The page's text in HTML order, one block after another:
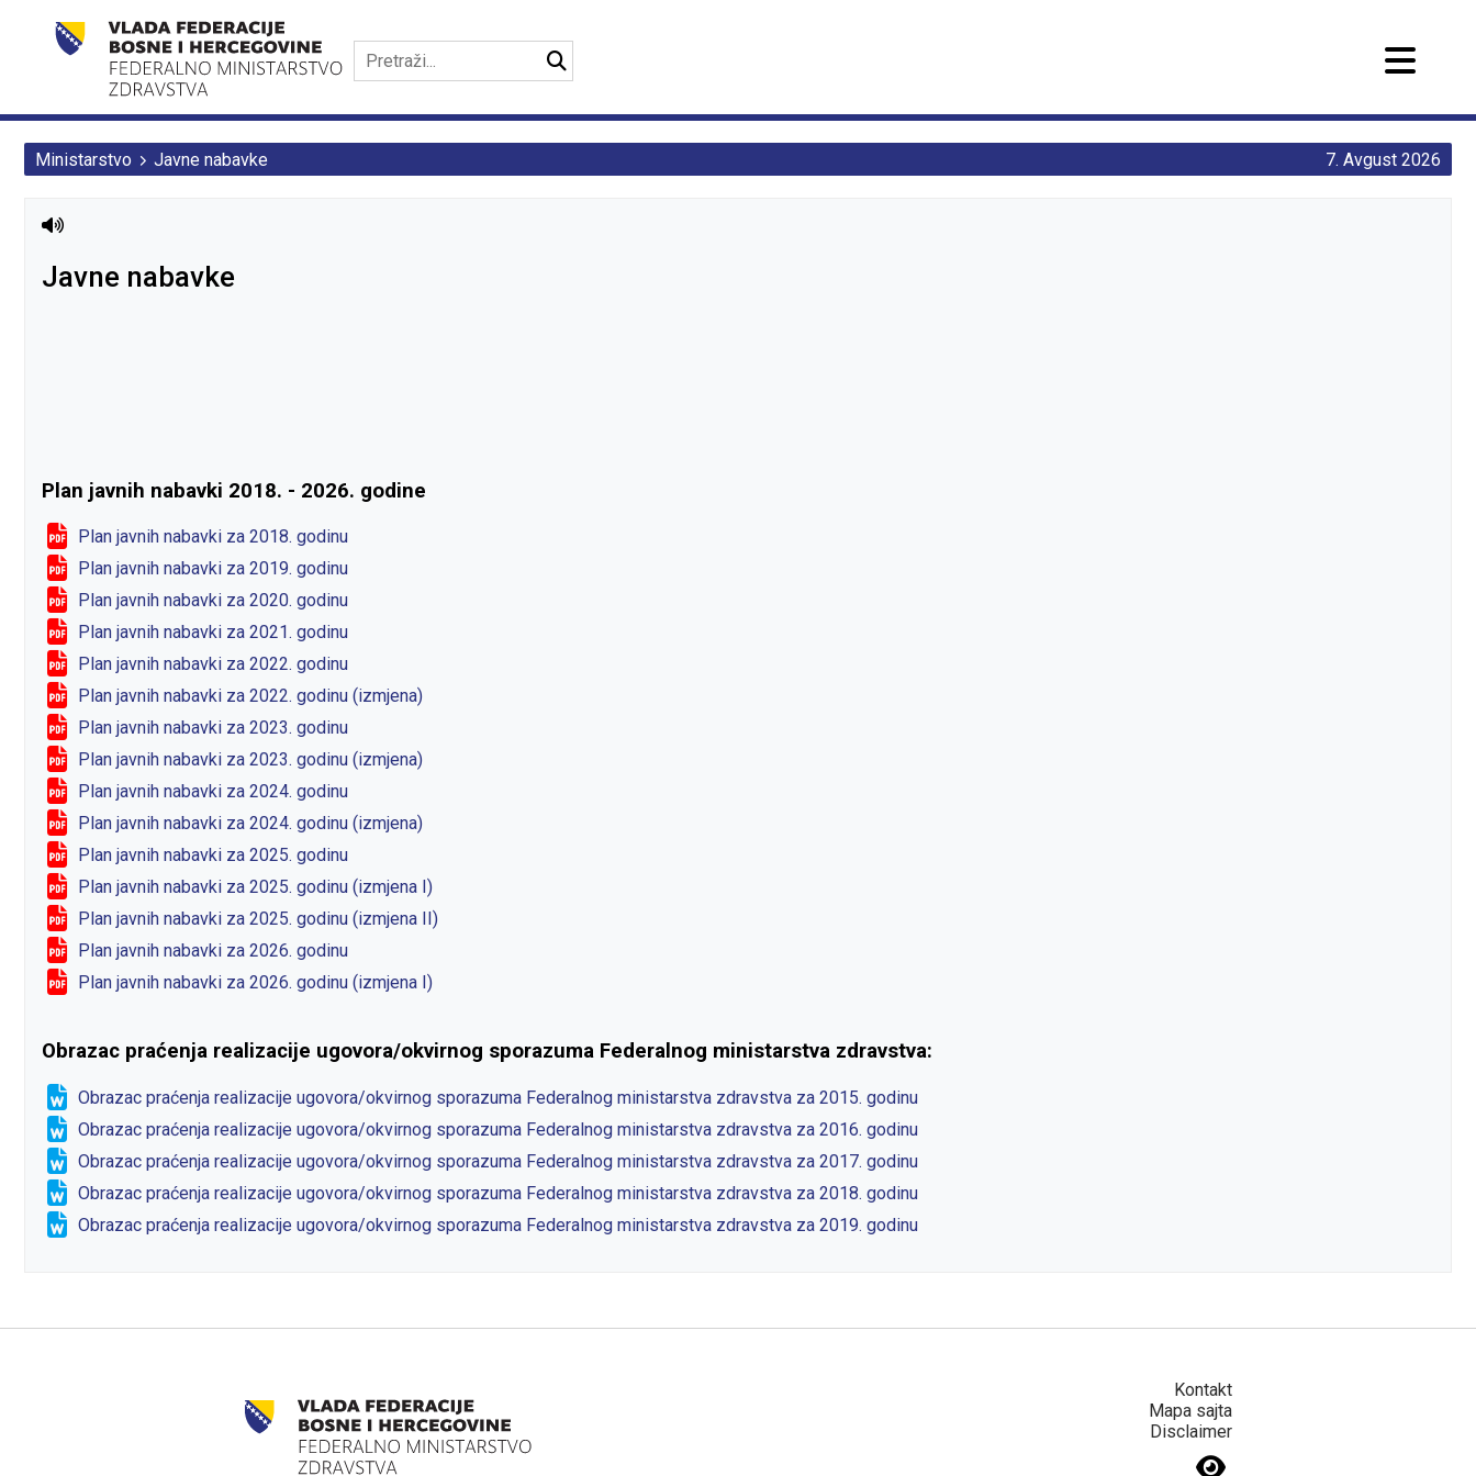
Ministarstvo Javne nabavke 7. Avgust 2026
Javne nabavke
Plan javnih nabavki 2018. - 2026. godine
Plan javnih nabavki za 2018. godinu
Plan javnih nabavki za 2019. godinu
Plan javnih nabavki za 2020. godinu
Plan javnih nabavki za 2021. godinu
Plan javnih nabavki za 2022. godinu
Plan javnih nabavki za 2022. godinu (izmjena)
Plan javnih nabavki za 2023. godinu
Plan javnih nabavki za 2023. godinu (izmjena)
Plan javnih nabavki za 2024. godinu
Plan javnih nabavki za 2024. godinu (izmjena)
Plan javnih nabavki za 2025. godinu
Plan javnih nabavki za 2025. godinu (izmjena I)
Plan javnih nabavki za 2025. godinu (izmjena II)
Plan javnih nabavki za 2026. godinu
Plan javnih nabavki za 2026. godinu (izmjena I)
Obrazac praćenja realizacije ugovora/okvirnog sporazuma Federalnog ministarstva zdravstva:
Obrazac praćenja realizacije ugovora/okvirnog sporazuma Federalnog ministarstva zdravstva za 2015. godinu
Obrazac praćenja realizacije ugovora/okvirnog sporazuma Federalnog ministarstva zdravstva za 2016. godinu
Obrazac praćenja realizacije ugovora/okvirnog sporazuma Federalnog ministarstva zdravstva za 2017. godinu
Obrazac praćenja realizacije ugovora/okvirnog sporazuma Federalnog ministarstva zdravstva za 2018. godinu
Obrazac praćenja realizacije ugovora/okvirnog sporazuma Federalnog ministarstva zdravstva za 2019. godinu
Kontakt
Mapa sajta
Disclaimer